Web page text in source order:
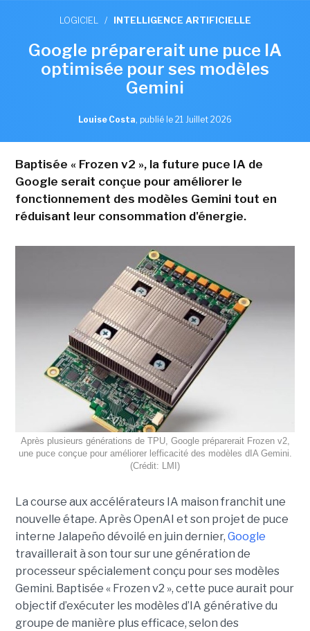
LOGICIEL / INTELLIGENCE ARTIFICIELLE
Google préparerait une puce IA
optimisée pour ses modèles
Gemini
Louise Costa, publié le 21 Juillet 2026
Baptisée « Frozen v2 », la future puce IA de
Google serait conçue pour améliorer le
fonctionnement des modèles Gemini tout en
réduisant leur consommation d'énergie.
Après plusieurs générations de TPU, Google préparerait Frozen v2,
une puce conçue pour améliorer lefficacité des modèles dIA Gemini.
(Crédit: LMI)
La course aux accélérateurs IA maison franchit une
nouvelle étape. Après OpenAI et son projet de puce
interne Jalapeño dévoilé en juin dernier, Google
travaillerait à son tour sur une génération de
processeur spécialement conçu pour ses modèles
Gemini. Baptisée « Frozen v2 », cette puce aurait pour
objectif d’exécuter les modèles d’IA générative du
groupe de manière plus efficace, selon des